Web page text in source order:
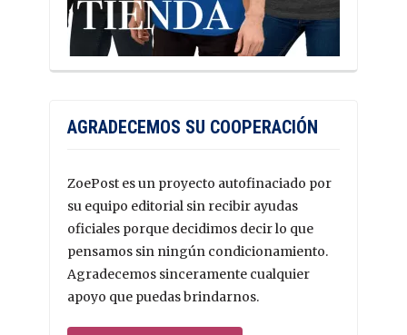
AGRADECEMOS SU COOPERACIÓN
ZoePost es un proyecto autofinaciado por
su equipo editorial sin recibir ayudas
oficiales porque decidimos decir lo que
pensamos sin ningún condicionamiento.
Agradecemos sinceramente cualquier
apoyo que puedas brindarnos.